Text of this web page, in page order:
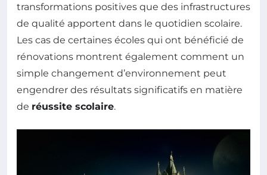
transformations positives que des infrastructures
de qualité apportent dans le quotidien scolaire.
Les cas de certaines écoles qui ont bénéficié de
rénovations montrent également comment un
simple changement d’environnement peut
engendrer des résultats significatifs en matière
de réussite scolaire.